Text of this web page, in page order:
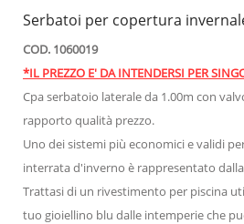
Serbatoi per copertura
COD. 1060019
*IL PREZZO E' DA INTENDERSI PER
Cpa serbatoio laterale da 1.00m con
rapporto qualità prezzo.
Uno dei sistemi più economici e validi
interrata d'inverno è rappresentato
Trattasi di un rivestimento per piscina
tuo gioiellino blu dalle intemperie che